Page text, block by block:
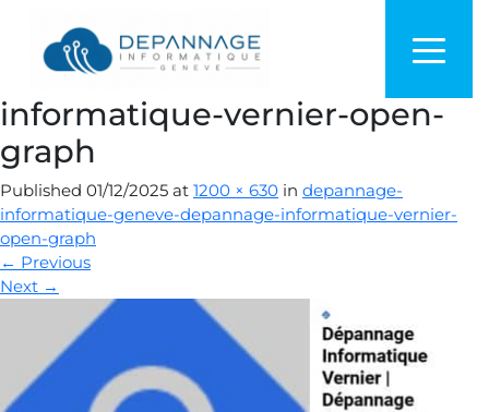
depannage-informatique-
geneve-depannage-
informatique-vernier-open-
graph
Published 01/12/2025 at 1200 × 630 in depannage-
informatique-geneve-depannage-informatique-vernier-
open-graph
← Previous
Next →